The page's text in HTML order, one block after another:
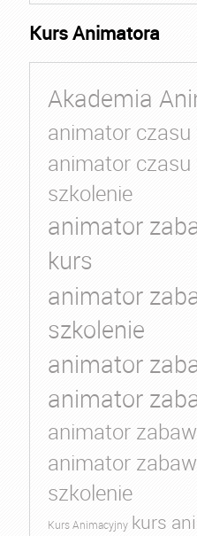
Kurs Animatora
Akademia
animator
animator czasu
szkolenie
animator
kurs
animator
szkolenie
animator
animator
animator
animator
szkolenie
Kurs Animacyjny kurs